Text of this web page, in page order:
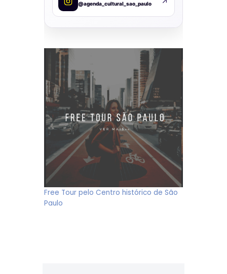
@agenda_cultural_sao_paulo
Free Tour pelo Centro histórico de São
Paulo